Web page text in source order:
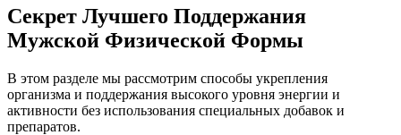
Секрет Лучшего Поддержания
Мужской Физической Формы
В этом разделе мы рассмотрим способы укрепления
организма и поддержания высокого уровня энергии и
активности без использования специальных добавок и
препаратов.